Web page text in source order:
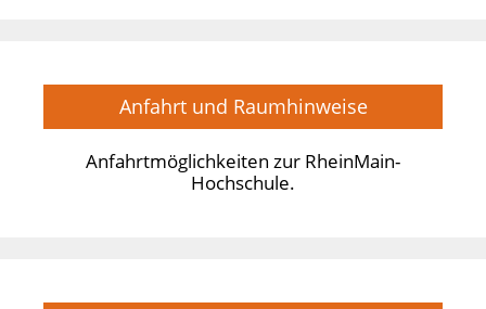
Anfahrt und Raumhinweise
Anfahrtmöglichkeiten zur RheinMain-
Hochschule.